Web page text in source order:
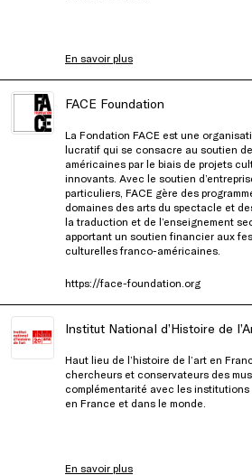
En savoir plus
FACE Foundation
La Fondation FACE est une
lucratif qui se consacre au soutien
américaines par le biais de projets
innovants. Avec le soutien
particuliers, FACE gère des
domaines des arts du spectacle et
la traduction et de l’enseignement
apportant un soutien financier aux
culturelles franco-américaines.
https://face-foundation.org
Institut National d’Histoire de
Haut lieu de l’histoire de l’art en
chercheurs et conservateurs des
complémentarité avec les
en France et dans le monde.
En savoir plus